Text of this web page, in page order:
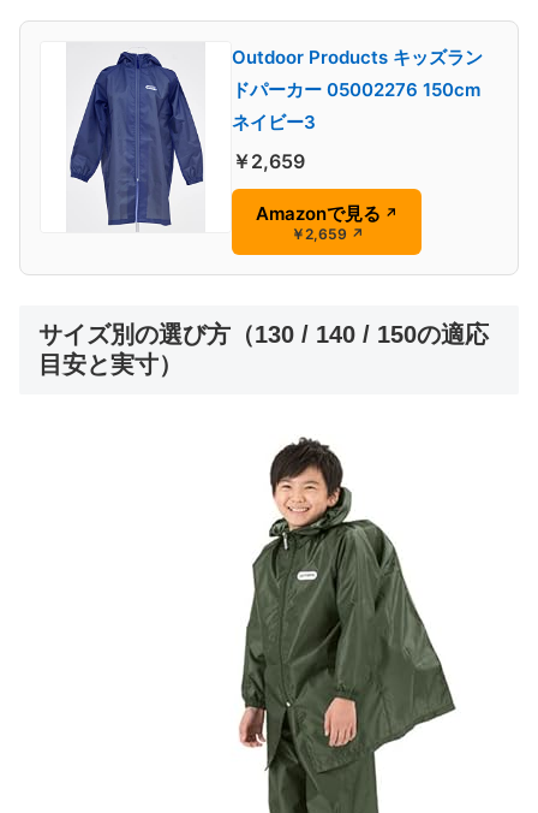
Outdoor Products キッズラン
ドパーカー 05002276 150cm
ネイビー3
￥2,659
Amazonで見る ↗
￥2,659 ↗
サイズ別の選び方（130 / 140 / 150の適応
目安と実寸）